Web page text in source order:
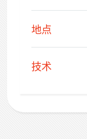
地点
技术